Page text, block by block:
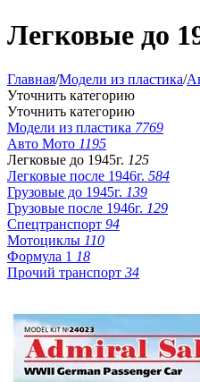
Легковые до
Главная/Модели из пластика/
Уточнить категорию
Уточнить категорию
Модели из пластика 7769
Авто Мото 1195
Легковые до 1945г. 125
Легковые после 1946г. 584
Грузовые до 1945г. 139
Грузовые после 1946г. 129
Спецтранспорт 94
Мотоциклы 110
Формула 1 18
Прочий транспорт 34